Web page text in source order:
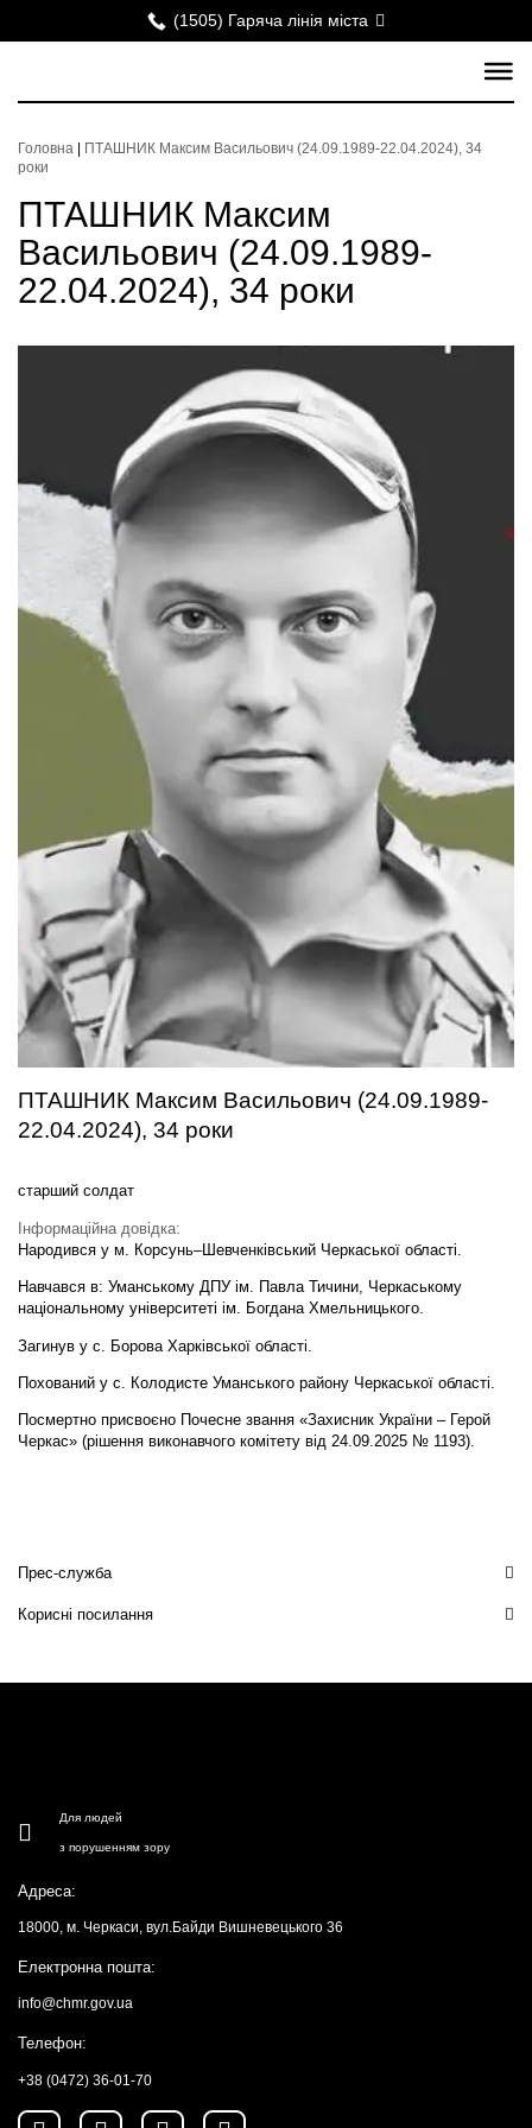
(1505) Гаряча лінія міста
Головна
ПТАШНИК Максим Васильович (24.09.1989-22.04.2024), 34
роки
ПТАШНИК Максим
Васильович (24.09.1989-
22.04.2024), 34 роки
ПТАШНИК Максим Васильович (24.09.1989-
22.04.2024), 34 роки
старший солдат
Інформаційна довідка:
Народився у м. Корсунь–Шевченківський Черкаської області.
Навчався в: Уманському ДПУ ім. Павла Тичини, Черкаському
національному університеті ім. Богдана Хмельницького.
Загинув у с. Борова Харківської області.
Похований у с. Колодисте Уманського району Черкаської області.
Посмертно присвоєно Почесне звання «Захисник України – Герой
Черкас» (рішення виконавчого комітету від 24.09.2025 № 1193).
Прес-служба
Корисні посилання
Для людей
з порушенням зору
Адреса:
18000, м. Черкаси, вул.Байди Вишневецького 36
Електронна пошта:
info@chmr.gov.ua
Телефон:
+38 (0472) 36-01-70